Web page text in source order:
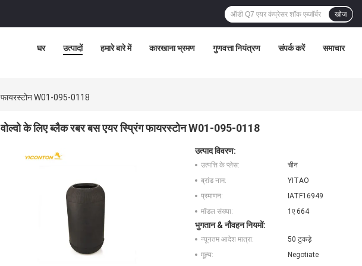
खोज
घर उत्पादों हमारे बारे में कारखाना भ्रमण गुणवत्ता नियंत्रण संपर्क करें समाचार
फायरस्टोन W01-095-0118
वोल्वो के लिए ब्लैक रबर बस एयर स्प्रिंग फायरस्टोन W01-095-0118
उत्पाद विवरण:
उत्पत्ति के प्लेस:
चीन
ब्रांड नाम:
YITAO
प्रमाणन:
IATF16949
मॉडल संख्या:
1ए 664
भुगतान & नौवहन नियमों:
न्यूनतम आदेश मात्रा:
50 टुकड़े
मूल्य:
Negotiate